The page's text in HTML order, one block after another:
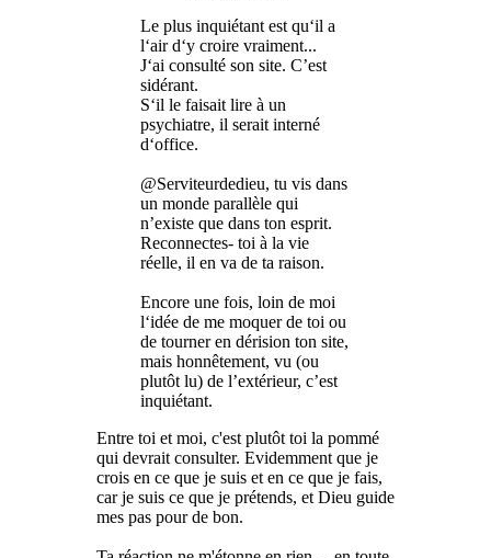
Le plus inquiétant est qu‘il a
l‘air d‘y croire vraiment...
J‘ai consulté son site. C’est
sidérant.
S‘il le faisait lire à un
psychiatre, il serait interné
d‘office.
@Serviteurdedieu, tu vis dans
un monde parallèle qui
n’existe que dans ton esprit.
Reconnectes- toi à la vie
réelle, il en va de ta raison.
Encore une fois, loin de moi
l‘idée de me moquer de toi ou
de tourner en dérision ton site,
mais honnêtement, vu (ou
plutôt lu) de l’extérieur, c’est
inquiétant.
Entre toi et moi, c'est plutôt toi la pommé
qui devrait consulter. Evidemment que je
crois en ce que je suis et en ce que je fais,
car je suis ce que je prétends, et Dieu guide
mes pas pour de bon.